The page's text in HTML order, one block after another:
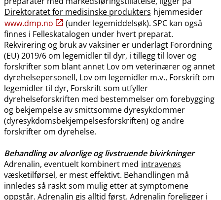
Direktoratet for medisinske produkters hjemmesider
www.dmp.no
(under legemiddelsøk). SPC kan også
finnes i Felleskatalogen under hvert preparat.
Rekvirering og bruk av vaksiner er underlagt Forordning
(EU) 2019/6 om legemidler til dyr, i tillegg til lover og
forskrifter som blant annet Lov om veterinærer og annet
dyrehelsepersonell, Lov om legemidler m.v., Forskrift om
legemidler til dyr, Forskrift som utfyller
dyrehelseforskriften med bestemmelser om forebygging
og bekjempelse av smittsomme dyresykdommer
(dyresykdomsbekjempelsesforskriften) og andre
forskrifter om dyrehelse.
Behandling av alvorlige og livstruende bivirkninger
Adrenalin, eventuelt kombinert med intravenøs
væsketilførsel, er mest effektivt. Behandlingen må
innledes så raskt som mulig etter at symptomene
oppstår. Adrenalin gis alltid først. Adrenalin foreligger i